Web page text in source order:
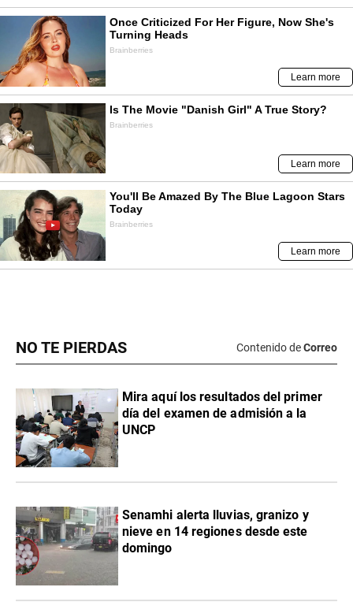
NO TE PIERDAS Contenido deCorreo
Mira aquí los resultados del primer
día del examen de admisión a la
UNCP
Senamhi alerta lluvias, granizo y
nieve en 14 regiones desde este
domingo